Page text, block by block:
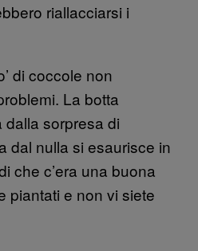
riallacciarsi i
di coccole non
La botta
sorpresa di
dal nulla si esaurisce in
che c’era una buona
piantati e non vi siete